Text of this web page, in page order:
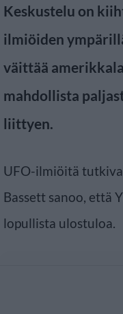
Keskustelu on
ilmiöiden
väittää
mahdollista
liittyen.
UFO-ilmiöitä
Bassett sanoo, että
lopullista ulostuloa.